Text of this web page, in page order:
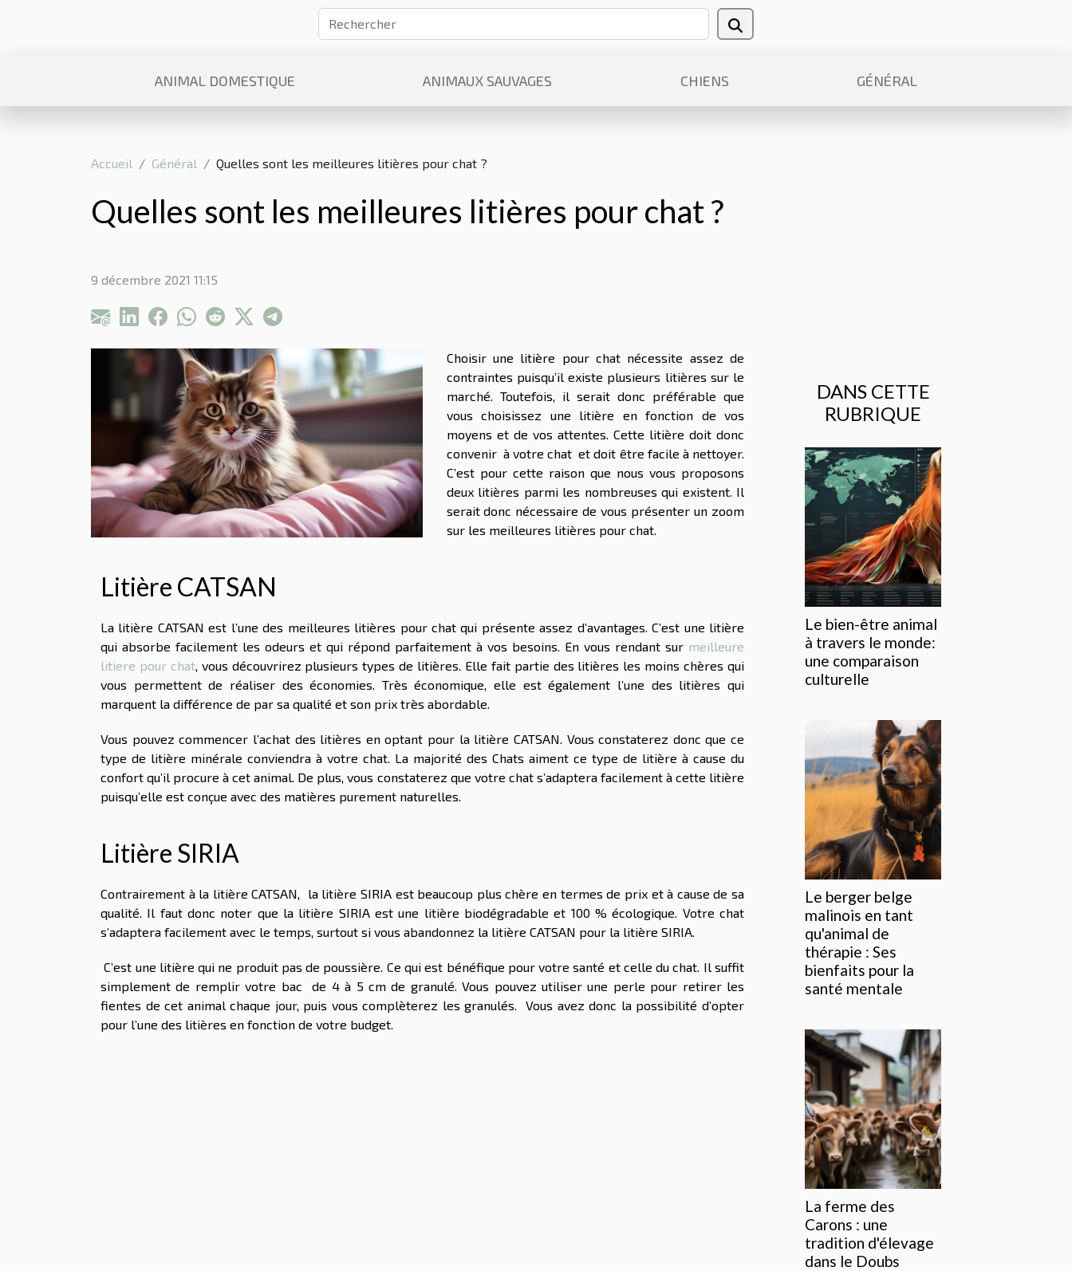
ANIMAL DOMESTIQUE ANIMAUX SAUVAGES CHIENS GÉNÉRAL
Accueil Général Quelles sont les meilleures litières pour chat ?
Quelles sont les meilleures litières pour chat ?
9 décembre 2021 11:15
Choisir une litière pour chat nécessite assez de
contraintes puisqu’il existe plusieurs litières sur le
marché. Toutefois, il serait donc préférable que
vous choisissez une litière en fonction de vos
moyens et de vos attentes. Cette litière doit donc
convenir à votre chat et doit être facile à nettoyer.
C’est pour cette raison que nous vous proposons
deux litières parmi les nombreuses qui existent. Il
serait donc nécessaire de vous présenter un zoom
sur les meilleures litières pour chat.
Litière CATSAN
La litière CATSAN est l’une des meilleures litières pour chat qui présente assez d’avantages. C’est une litière
qui absorbe facilement les odeurs et qui répond parfaitement à vos besoins. En vous rendant sur meilleure
litiere pour chat, vous découvrirez plusieurs types de litières. Elle fait partie des litières les moins chères qui
vous permettent de réaliser des économies. Très économique, elle est également l’une des litières qui
marquent la différence de par sa qualité et son prix très abordable.
Vous pouvez commencer l’achat des litières en optant pour la litière CATSAN. Vous constaterez donc que ce
type de litière minérale conviendra à votre chat. La majorité des Chats aiment ce type de litière à cause du
confort qu’il procure à cet animal. De plus, vous constaterez que votre chat s’adaptera facilement à cette litière
puisqu’elle est conçue avec des matières purement naturelles.
Litière SIRIA
Contrairement à la litière CATSAN, la litière SIRIA est beaucoup plus chère en termes de prix et à cause de sa
qualité. Il faut donc noter que la litière SIRIA est une litière biodégradable et 100 % écologique. Votre chat
s’adaptera facilement avec le temps, surtout si vous abandonnez la litière CATSAN pour la litière SIRIA.
C’est une litière qui ne produit pas de poussière. Ce qui est bénéfique pour votre santé et celle du chat. Il suffit
simplement de remplir votre bac de 4 à 5 cm de granulé. Vous pouvez utiliser une perle pour retirer les
fientes de cet animal chaque jour, puis vous complèterez les granulés. Vous avez donc la possibilité d’opter
pour l’une des litières en fonction de votre budget.
DANS CETTE
RUBRIQUE
Le bien-être animal
à travers le monde:
une comparaison
culturelle
Le berger belge
malinois en tant
qu'animal de
thérapie : Ses
bienfaits pour la
santé mentale
La ferme des
Carons : une
tradition d'élevage
dans le Doubs